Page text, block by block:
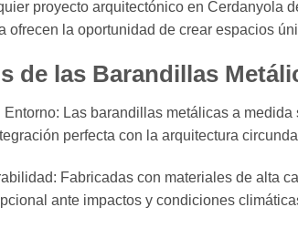
proyecto arquitectónico en Cerdanyola
ofrecen la oportunidad de crear espacios
de las Barandillas
Las barandillas metálicas a
perfecta con la arquitectura
Fabricadas con materiales de alta
ante impactos y condiciones